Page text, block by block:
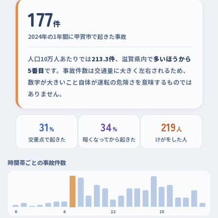
177件
2024年の1年間に甲賀市で起きた事故
人口10万人あたりでは213.3件、滋賀県内で多いほうから
5番目です。事故件数は交通量に大きく左右されるため、
数字が大きいこと自体が運転の危険さを意味するものでは
ありません。
31 %
交差点で起きた
34%
暗くなってから起きた
219人
けがをした人
時間帯ごとの事故件数
0 6 12 18